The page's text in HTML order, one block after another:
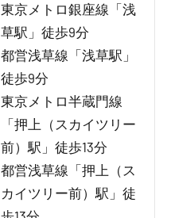
東京メトロ銀座線「浅
草駅」徒歩9分
都営浅草線「浅草駅」
徒歩9分
東京メトロ半蔵門線
「押上（スカイツリー
前）駅」徒歩13分
都営浅草線「押上（ス
カイツリー前）駅」徒